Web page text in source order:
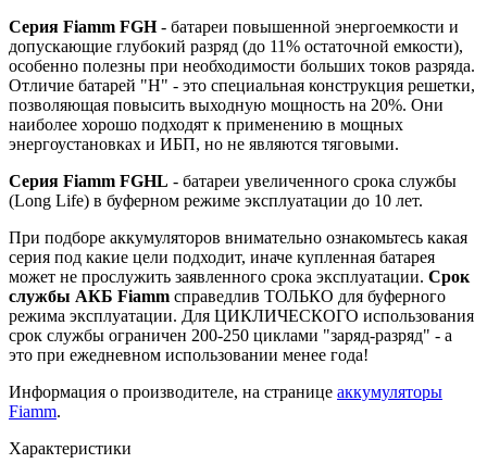
Серия Fiamm FGH- батареи повышенной энергоемкости и
допускающие глубокий разряд (до 11% остаточной емкости),
особенно полезны при необходимости больших токов разряда.
Отличие батарей "H" - это специальная конструкция решетки,
позволяющая повысить выходную мощность на 20%. Они
наиболее хорошо подходят к применению в мощных
энергоустановках и ИБП, но не являются тяговыми.
Серия Fiamm FGHL - батареи увеличенного срока службы
(Long Life) в буферном режиме эксплуатации до 10 лет.
При подборе аккумуляторов внимательно ознакомьтесь какая
серия под какие цели подходит, иначе купленная батарея
может не прослужить заявленного срока эксплуатации. Срок
службы АКБ Fiamm справедлив ТОЛЬКО для буферного
режима эксплуатации. Для ЦИКЛИЧЕСКОГО использования
срок службы ограничен 200-250 циклами "заряд-разряд" - а
это при ежедневном использовании менее года!
Информация о производителе, на странице аккумуляторы
Fiamm.
Характеристики